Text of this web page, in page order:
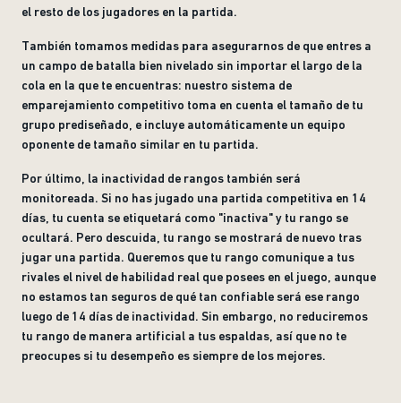
el resto de los jugadores en la partida.
También tomamos medidas para asegurarnos de que entres a
un campo de batalla bien nivelado sin importar el largo de la
cola en la que te encuentras: nuestro sistema de
emparejamiento competitivo toma en cuenta el tamaño de tu
grupo prediseñado, e incluye automáticamente un equipo
oponente de tamaño similar en tu partida.
Por último, la inactividad de rangos también será
monitoreada. Si no has jugado una partida competitiva en 14
días, tu cuenta se etiquetará como "inactiva" y tu rango se
ocultará. Pero descuida, tu rango se mostrará de nuevo tras
jugar una partida. Queremos que tu rango comunique a tus
rivales el nivel de habilidad real que posees en el juego, aunque
no estamos tan seguros de qué tan confiable será ese rango
luego de 14 días de inactividad. Sin embargo, no reduciremos
tu rango de manera artificial a tus espaldas, así que no te
preocupes si tu desempeño es siempre de los mejores.